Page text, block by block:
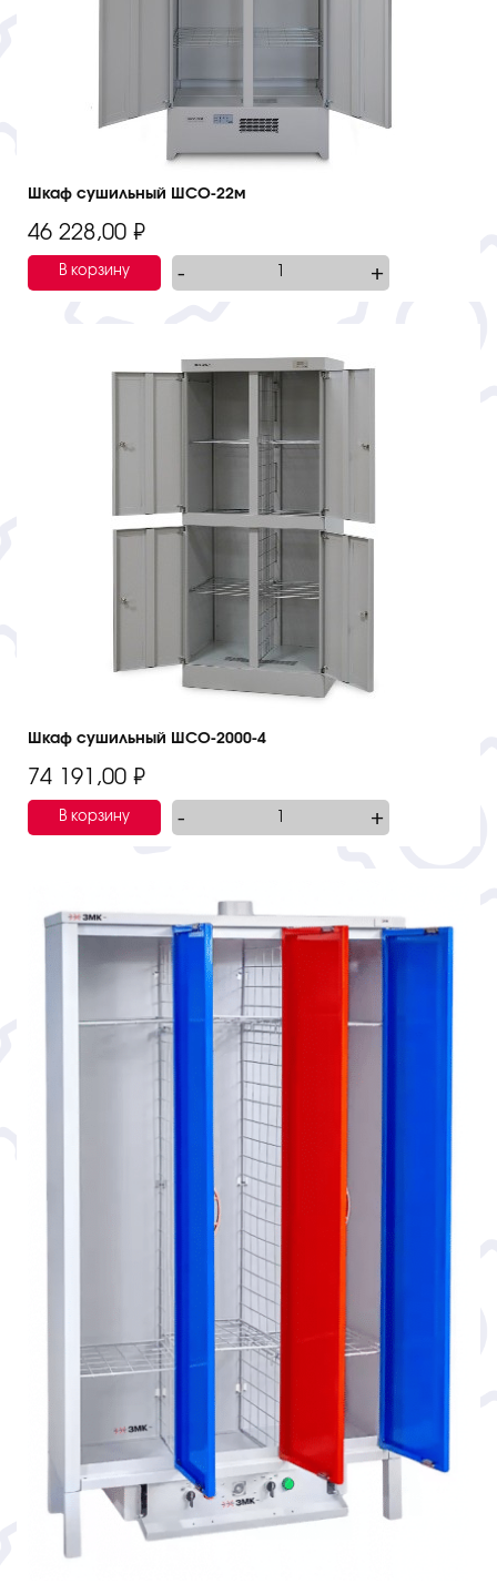
Шкаф сушильный ШСО-22м
46 228,00 ₽
В корзину +
-
Шкаф сушильный ШСО-2000-4
74 191,00 ₽
В корзину +
-